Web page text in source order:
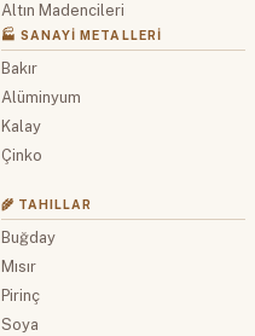
Altın Madencileri
🏭 SANAYI METALLERI
Bakır
Alüminyum
Kalay
Çinko
🌾 TAHILLAR
Buğday
Mısır
Pirinç
Soya